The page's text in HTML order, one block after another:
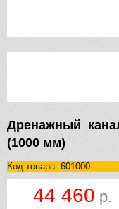
Дренажный
(1000 мм)
Код товара: 601000
44 460 р.